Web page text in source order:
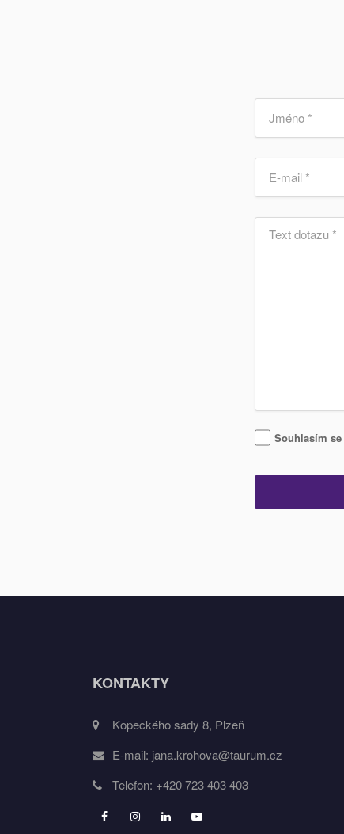
Souhlasím se
KONTAKTY
Kopeckého sady 8, Plzeň
E-mail: jana.krohova@taurum.cz
Telefon: +420 723 403 403